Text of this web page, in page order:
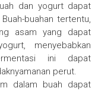
dan yogurt dapat
buahan tertentu,
asam yang dapat
menyebabkan
ini dapat
perut.
dalam buah dapat